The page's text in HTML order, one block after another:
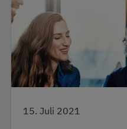
15. Juli 2021